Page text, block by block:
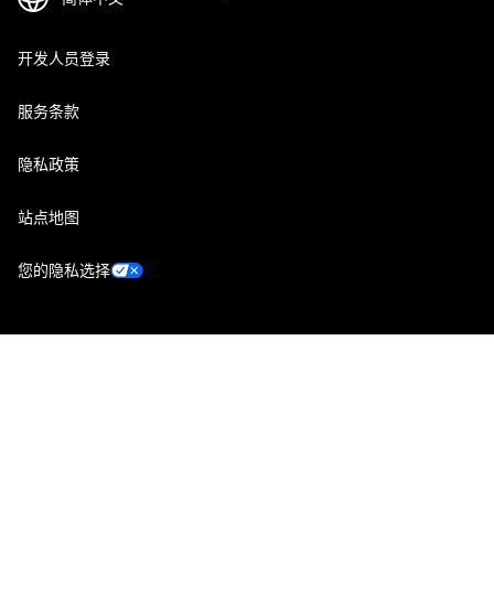
开发人员登录
服务条款
隐私政策
站点地图
您的隐私选择